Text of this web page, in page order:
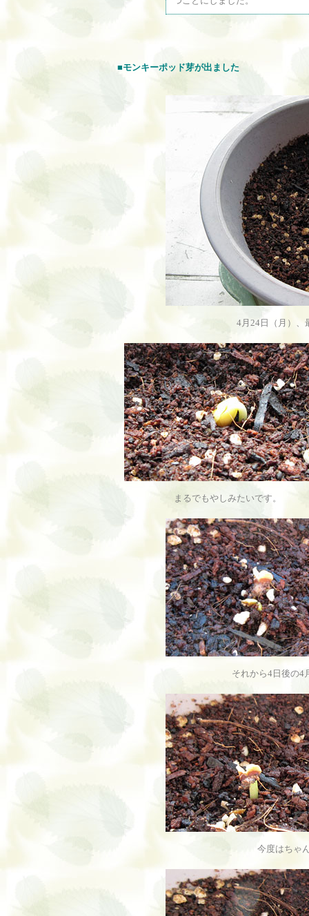
■モンキーポッド芽が出ました
4月24日（月）、
まるでもやしみたいです。
それから4日後の4
今度はちゃ